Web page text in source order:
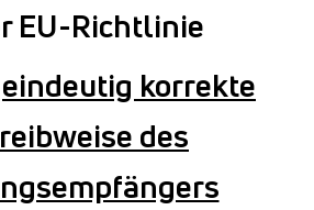
EU-Richtlinie
eindeutig korrekte
des